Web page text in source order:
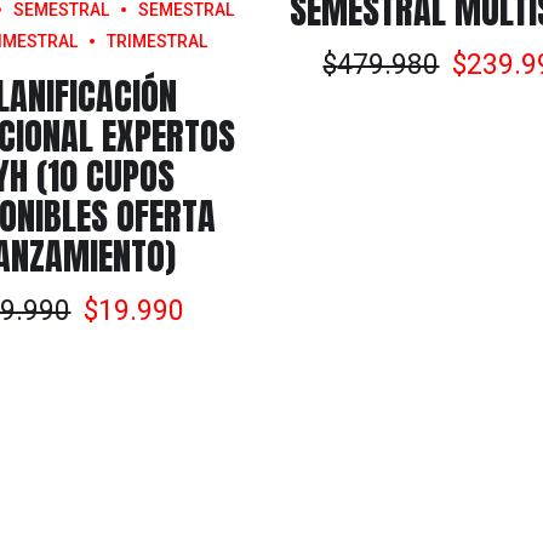
SEMESTRAL
SEMESTRAL
TRIMESTRAL
EXPERTOS
(10 CUPOS
OFERTA
El
$19.990
$479.980 El
$